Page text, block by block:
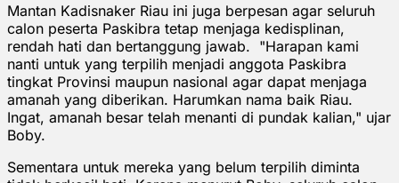
Mantan Kadisnaker Riau ini juga berpesan agar seluruh
calon peserta Paskibra tetap menjaga kedisplinan,
rendah hati dan bertanggung jawab. "Harapan kami
nanti untuk yang terpilih menjadi anggota Paskibra
tingkat Provinsi maupun nasional agar dapat menjaga
amanah yang diberikan. Harumkan nama baik Riau.
Ingat, amanah besar telah menanti di pundak kalian," ujar
Boby.
Sementara untuk mereka yang belum terpilih diminta